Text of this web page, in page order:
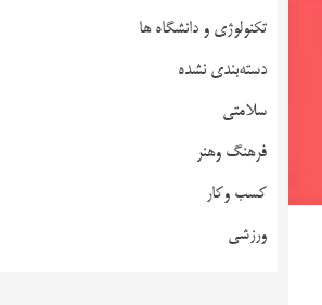
تکنولوژی و دانشگاه ها
دسته‌بندی نشده
سلامتی
فرهنگ وهنر
کسب وکار
ورزشی